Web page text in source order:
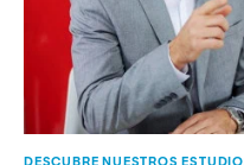
DESCUBRE NUESTROS